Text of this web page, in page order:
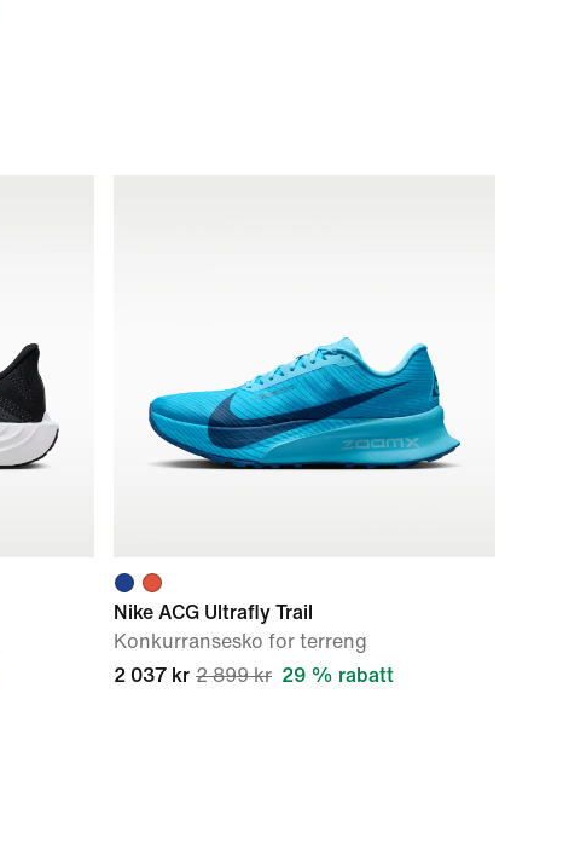
Nike ACG Ultrafly Trail
Konkurransesko for terreng
2 037 kr 2 899 kr 29 % rabatt